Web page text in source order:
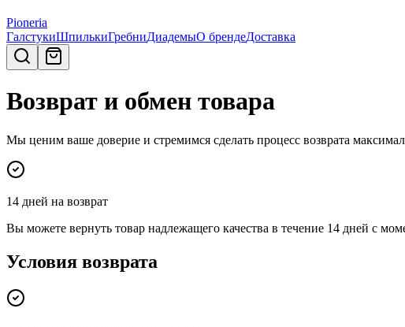
Pioneria
ГалстукиШпилькиГребниДиадемыО брендеДоставка
Возврат и обмен товара
Мы ценим ваше доверие и стремимся сделать процесс возврата
14 дней на возврат
Вы можете вернуть товар надлежащего качества в течение 14 дней с
Условия возврата